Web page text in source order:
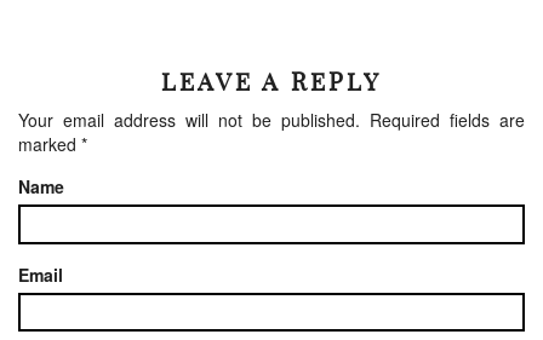
LEAVE A REPLY
Your email address will not be published. Required fields are
marked *
Name
Email